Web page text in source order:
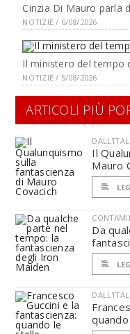
Cinzia Di Mauro parla
NOTIZIE / 6/08/2026
Il ministero del tempo
NOTIZIE / 5/08/2026
ARTICOLI PIÙ
Il
Mauro
Da